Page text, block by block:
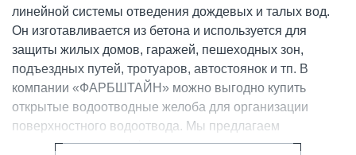
линейной системы отведения дождевых и талых вод.
Он изготавливается из бетона и используется для
защиты жилых домов, гаражей, пешеходных зон,
подъездных путей, тротуаров, автостоянок и тп. В
компании «ФАРБШТАЙН» можно выгодно купить
открытые водоотводные желоба для организации
поверхностного водоотвода. Мы предлагаем
качественную, сертифицированную продукцию,